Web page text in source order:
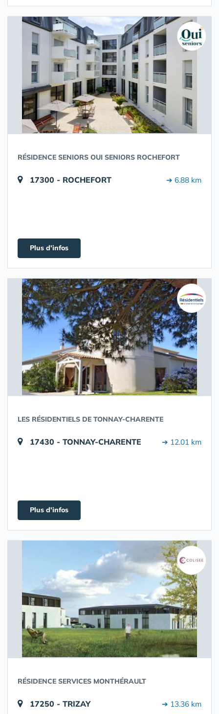
RÉSIDENCE SENIORS OUI SENIORS ROCHEFORT
17300 - ROCHEFORT ➔ 6.88 km
Plus d'infos
LES RÉSIDENTIELS DE TONNAY-CHARENTE
17430 - TONNAY-CHARENTE ➔ 12.01 km
Plus d'infos
RÉSIDENCE SERVICES MONTHÉRAULT
17250 - TRIZAY ➔ 13.36 km